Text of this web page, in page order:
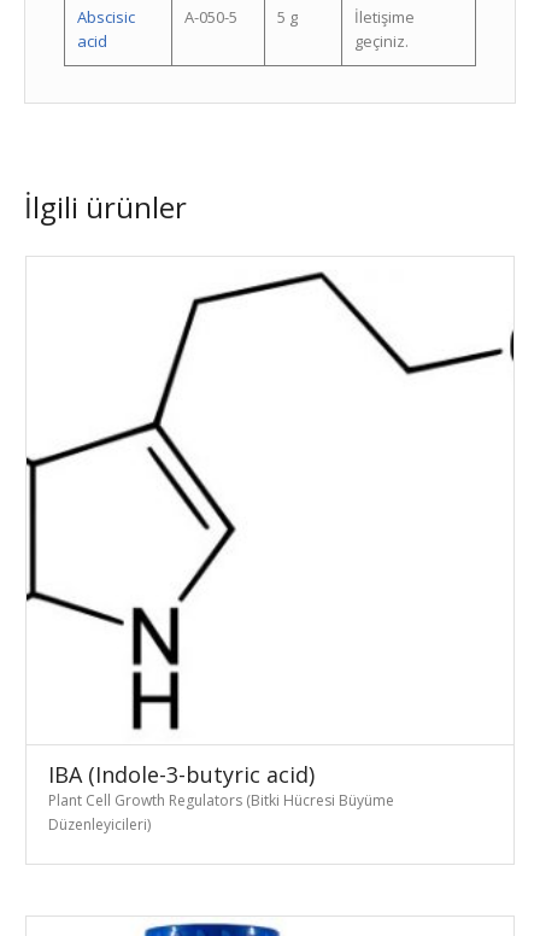
Abscisic
acid
A-050-5 5 g
İletişime
geçiniz.
İlgili ürünler
IBA (Indole-3-butyric acid)
Plant Cell Growth Regulators (Bitki Hücresi Büyüme
Düzenleyicileri)